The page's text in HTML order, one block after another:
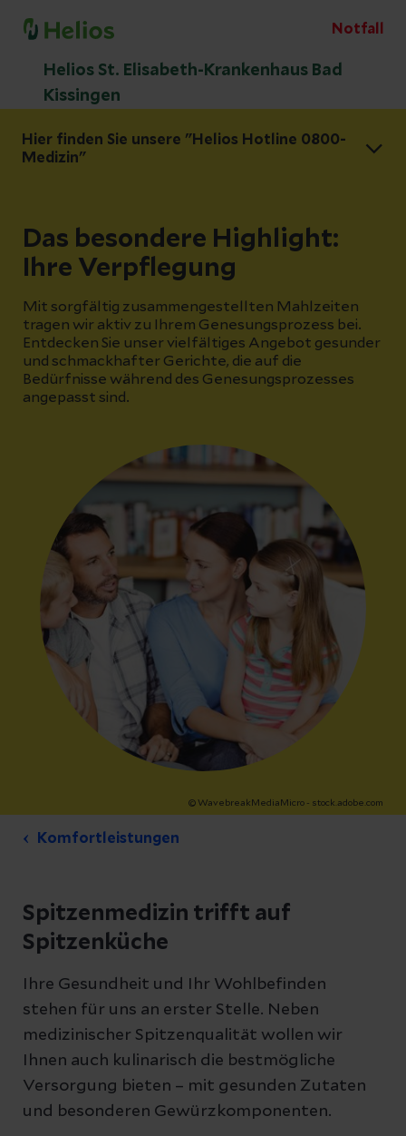
Notfall
Helios St. Elisabeth-Krankenhaus Bad
Kissingen
Hier finden Sie unsere "Helios Hotline 0800-
Medizin"
Das besondere Highlight:
Ihre Verpflegung
Mit sorgfältig zusammengestellten Mahlzeiten
tragen wir aktiv zu Ihrem Genesungsprozess bei.
Entdecken Sie unser vielfältiges Angebot gesunder
und schmackhafter Gerichte, die auf die
Bedürfnisse während des Genesungsprozesses
angepasst sind.
© WavebreakMediaMicro - stock.adobe.com
Komfortleistungen
Spitzenmedizin trifft auf
Spitzenküche
Ihre Gesundheit und Ihr Wohlbefinden
stehen für uns an erster Stelle. Neben
medizinischer Spitzenqualität wollen wir
Ihnen auch kulinarisch die bestmögliche
Versorgung bieten – mit gesunden Zutaten
und besonderen Gewürzkomponenten.